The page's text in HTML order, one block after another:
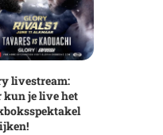
livestream:
kun je live het